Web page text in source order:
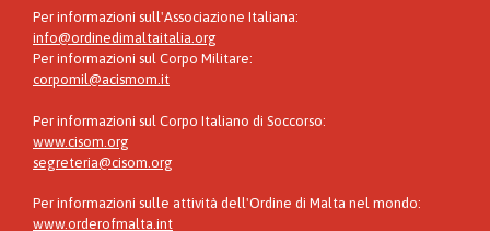
Per informazioni sull'Associazione Italiana:
info@ordinedimaltaitalia.org
Per informazioni sul Corpo Militare:
corpomil@acismom.it
Per informazioni sul Corpo Italiano di Soccorso:
www.cisom.org
segreteria@cisom.org
Per informazioni sulle attività dell'Ordine di Malta nel mondo:
www.orderofmalta.int